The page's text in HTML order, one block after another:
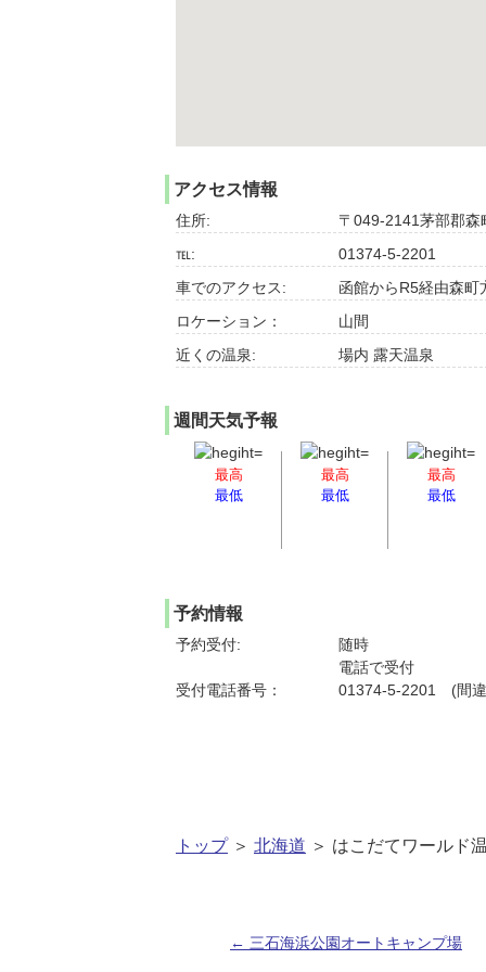
アクセス情報
住所:
〒049-2141茅部郡森
℡:
01374-5-2201
車でのアクセス:
函館からR5経由森町
ロケーション：
山間
近くの温泉:
場内 露天温泉
週間天気予報
最高
最低
最高
最低
最高
最低
予約情報
予約受付:
随時
電話で受付
受付電話番号：
01374-5-2201 (間違
トップ＞ 北海道 ＞ はこだてワールド
← 三石海浜公園オートキャンプ場